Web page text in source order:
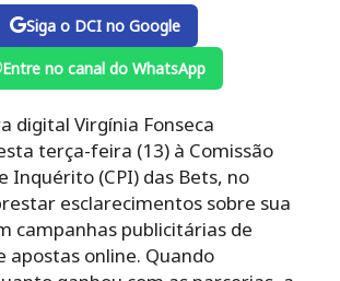
Siga o DCI no Google
Entre no canal do WhatsApp
digital Virgínia Fonseca
terça-feira (13) à Comissão
Inquérito (CPI) das Bets, no
esclarecimentos sobre sua
campanhas publicitárias de
apostas online. Quando